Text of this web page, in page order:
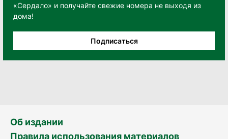
«Сердало» и получайте свежие номера не выходя из
дома!
Подписаться
Об издании
Правила использования материалов